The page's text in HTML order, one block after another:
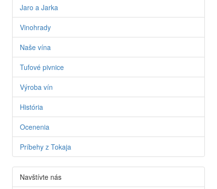
Jaro a Jarka
Vinohrady
Naše vína
Tufové pivnice
Výroba vín
História
Ocenenia
Príbehy z Tokaja
Navštívte nás